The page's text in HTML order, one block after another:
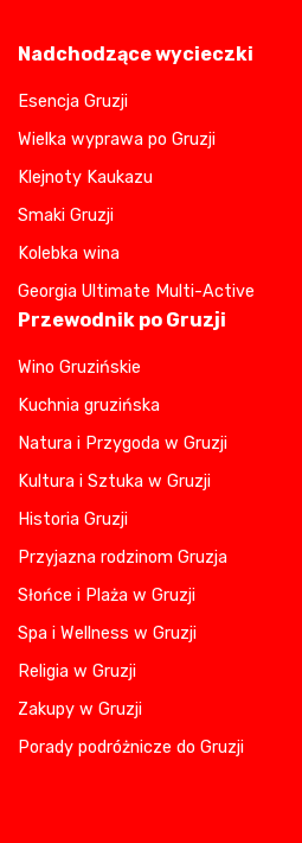
Nadchodzące wycieczki
Esencja Gruzji
Wielka wyprawa po Gruzji
Klejnoty Kaukazu
Smaki Gruzji
Kolebka wina
Georgia Ultimate Multi-Active
Przewodnik po Gruzji
Wino Gruzińskie
Kuchnia gruzińska
Natura i Przygoda w Gruzji
Kultura i Sztuka w Gruzji
Historia Gruzji
Przyjazna rodzinom Gruzja
Słońce i Plaża w Gruzji
Spa i Wellness w Gruzji
Religia w Gruzji
Zakupy w Gruzji
Porady podróżnicze do Gruzji